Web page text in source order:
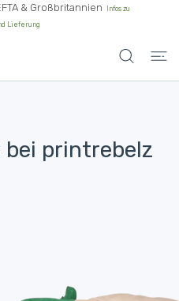
& Großbritannien
Infos zu
Lieferung
printrebelz